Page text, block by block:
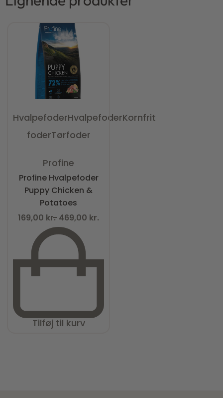
HvalpefoderHvalpefoderKornfrit
foderTørfoder
Profine
Profine Hvalpefoder
Puppy Chicken &
Potatoes
169,00 kr. 469,00 kr.
Tilføj til kurv